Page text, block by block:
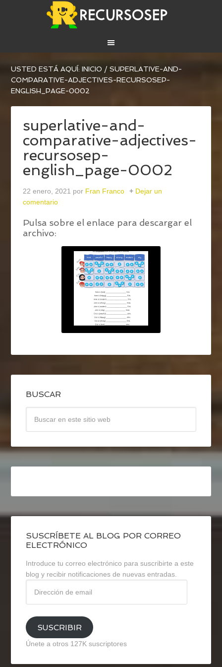
USTED ESTÁ AQUÍ:INICIO / SUPERLATIVE-AND-
COMPARATIVE-ADJECTIVES-RECURSOSEP-
ENGLISH_PAGE-0002
superlative-and-
comparative-adjectives-
recursosep-
english_page-0002
22 enero, 2021 por Fran Franco
Dejar un
comentario
Pulsa sobre el enlace para descargar el
archivo:
BUSCAR
SUSCRÍBETE AL BLOG POR CORREO
ELECTRÓNICO
Introduce tu correo electrónico para suscribirte a este
blog y recibir notificaciones de nuevas entradas.
email
SUSCRIBIR
Únete a otros 127K suscriptores